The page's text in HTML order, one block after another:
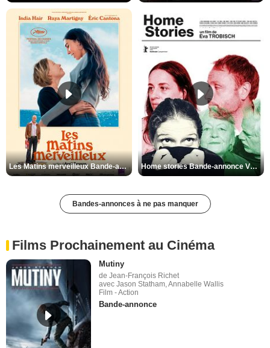
Les Matins merveilleux Bande-annonce VF Home stories Bande-annonce VO STFR
Bandes-annonces à ne pas manquer
Films Prochainement au Cinéma
Mutiny
de Jean-François Richet
avec Jason Statham, Annabelle Wallis
Film - Action
Bande-annonce